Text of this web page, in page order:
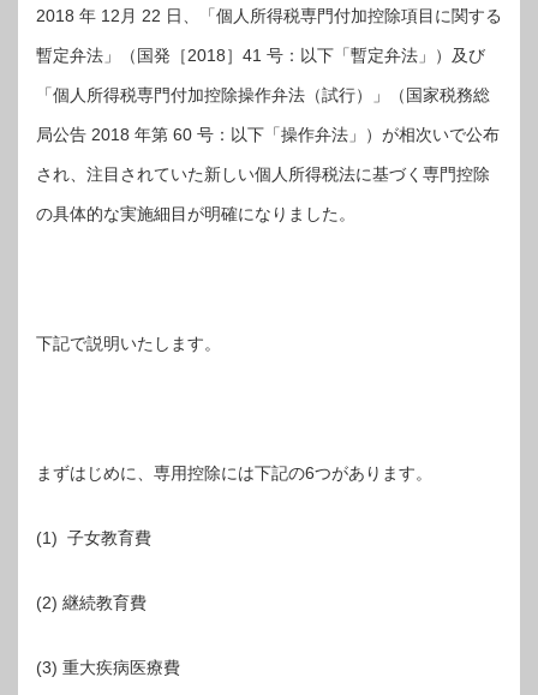
2018 年 12月 22 日、「個人所得税専門付加控除項目に関する
暫定弁法」（国発［2018］41 号：以下「暫定弁法」）及び
「個人所得税専門付加控除操作弁法（試行）」（国家税務総
局公告 2018 年第 60 号：以下「操作弁法」）が相次いで公布
され、注目されていた新しい個人所得税法に基づく専門控除
の具体的な実施細目が明確になりました。
下記で説明いたします。
まずはじめに、専用控除には下記の6つがあります。
(1) 子女教育費
(2) 継続教育費
(3) 重大疾病医療費